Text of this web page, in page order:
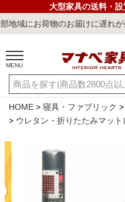
大型家具の送料・
のお届けに遅れが生じる可
MENU
ご利用ガイド
店舗一覧
よくある質問
キーワード・商品番号で探す
HOME 寝具・ファブリック
ウレタン・折りたたみマット